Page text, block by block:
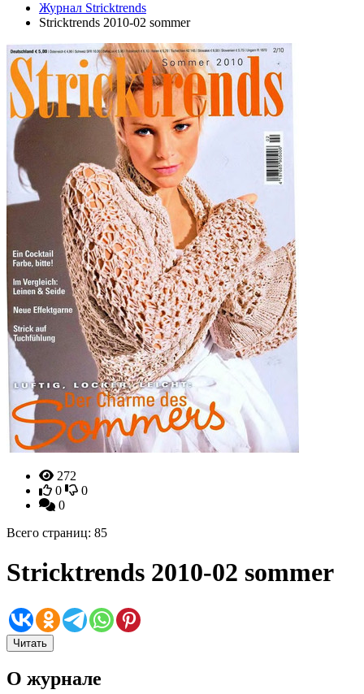
Журнал Stricktrends
Stricktrends 2010-02 sommer
272
0
0
0
Всего страниц: 85
Stricktrends 2010-02 sommer
Читать
О журнале